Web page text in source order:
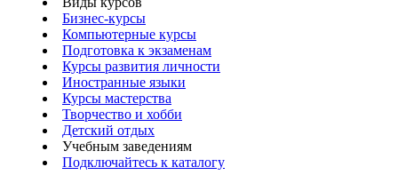
Бизнес-курсы
Компьютерные курсы
Подготовка к экзаменам
Курсы развития личности
Иностранные языки
Курсы мастерства
Творчество и хобби
Детский отдых
Учебным заведениям
Подключайтесь к каталогу